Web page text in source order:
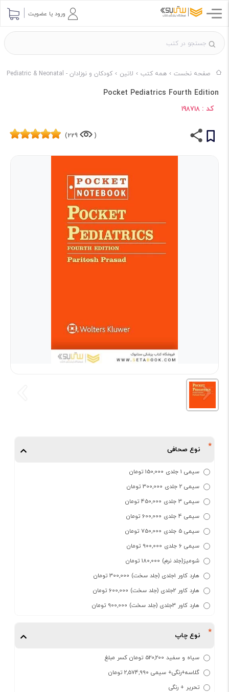
ورود یا عضویت
صفحه نخست همه کتب لاتین کودکان و نوزادان - Pediatric & Neonatal
Pocket Pediatrics Fourth Edition
کد : 198718
(
229)
نوع صحافی
سیمی 1 جلدی 150,000 تومان
سیمی 2 جلدی 300,000 تومان
سیمی 3 جلدی 450,000 تومان
سیمی 4 جلدی 600,000 تومان
سیمی 5 جلدی 750,000 تومان
سیمی 6 جلدی 900,000 تومان
شومیز(جلد نرم) 180,000 تومان
هارد کاور 1جلدی (جلد سخت) 300,000 تومان
هارد کاور 2جلدی (جلد سخت) 600,000 تومان
هارد کاور 3جلدی (جلد سخت) 900,000 تومان
نوع چاپ
سیاه و سفید 520,200 تومان کسر مبلغ
گلاسه+رنگی+ سیمی 2,574,990 تومان
تحریر + رنگی